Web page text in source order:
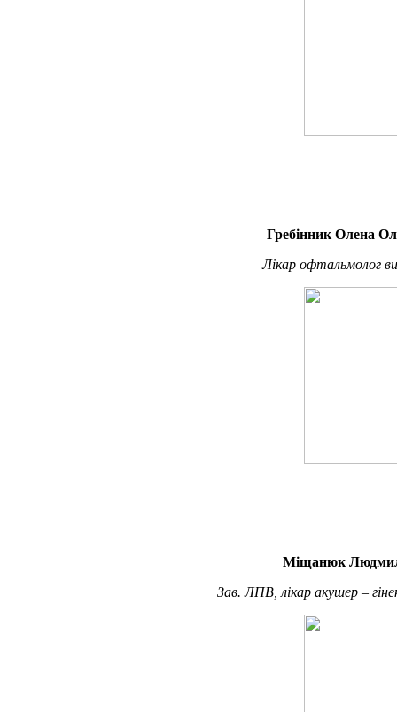
Гребінник Олена
Лікар офтальмолог
Міщанюк
Зав. ЛПВ, лікар акушер –